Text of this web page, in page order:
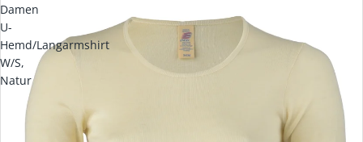
Damen
U-
Hemd/Langarmshirt
W/S,
Natur